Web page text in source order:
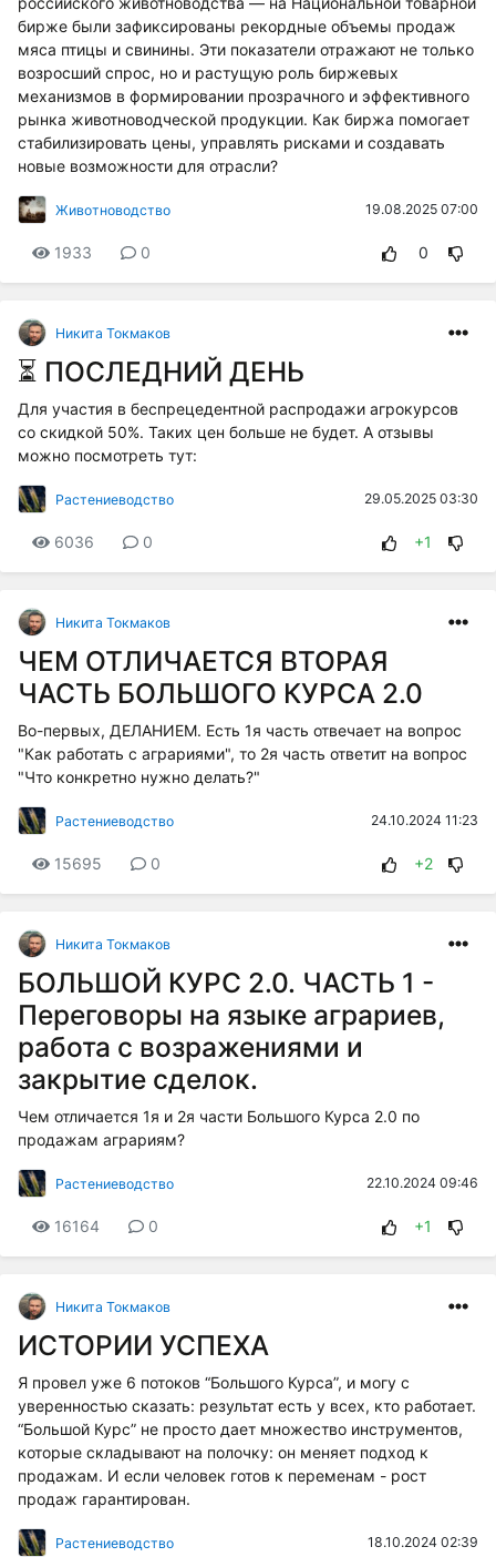
бирже были зафиксированы рекордные объемы продаж
мяса птицы и свинины. Эти показатели отражают не только
возросший спрос, но и растущую роль биржевых
механизмов в формировании прозрачного и эффективного
рынка животноводческой продукции. Как биржа помогает
стабилизировать цены, управлять рисками и создавать
новые возможности для отрасли?
Животноводство 19.08.2025 07:00
1933 0 0
Никита Токмаков
⏳ ПОСЛЕДНИЙ ДЕНЬ
Для участия в беспрецедентной распродажи агрокурсов
со скидкой 50%. Таких цен больше не будет. А отзывы
можно посмотреть тут:
Растениеводство 29.05.2025 03:30
6036 0 +1
Никита Токмаков
ЧЕМ ОТЛИЧАЕТСЯ ВТОРАЯ
ЧАСТЬ БОЛЬШОГО КУРСА 2.0
Во-первых, ДЕЛАНИЕМ. Есть 1я часть отвечает на вопрос
"Как работать с аграриями", то 2я часть ответит на вопрос
"Что конкретно нужно делать?"
Растениеводство 24.10.2024 11:23
15695 0 +2
Никита Токмаков
БОЛЬШОЙ КУРС 2.0. ЧАСТЬ 1 -
Переговоры на языке аграриев,
работа с возражениями и
закрытие сделок.
Чем отличается 1я и 2я части Большого Курса 2.0 по
продажам аграриям?
Растениеводство 22.10.2024 09:46
16164 0 +1
Никита Токмаков
ИСТОРИИ УСПЕХА
Я провел уже 6 потоков “Большого Курса”, и могу с
уверенностью сказать: результат есть у всех, кто работает.
“Большой Курс” не просто дает множество инструментов,
которые складывают на полочку: он меняет подход к
продажам. И если человек готов к переменам - рост
продаж гарантирован.
Растениеводство 18.10.2024 02:39